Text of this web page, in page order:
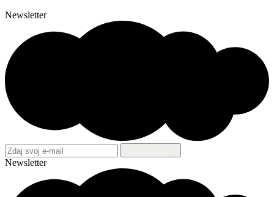
Newsletter
Newsletter